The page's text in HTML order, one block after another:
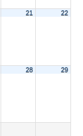
21 22
28 29